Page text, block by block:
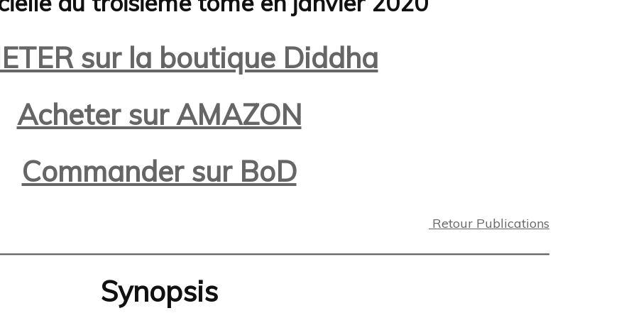
sur la boutique Diddha
Acheter sur AMAZON
Commander sur BoD
Retour Publications
Synopsis